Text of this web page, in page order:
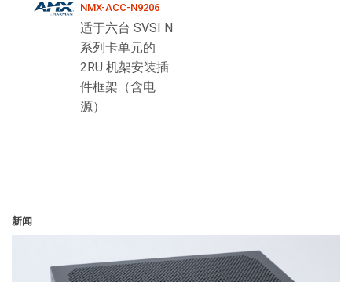
NMX-ACC-N9206
适于六台 SVSI N
系列卡单元的
2RU 机架安装插
件框架（含电
源）
新闻